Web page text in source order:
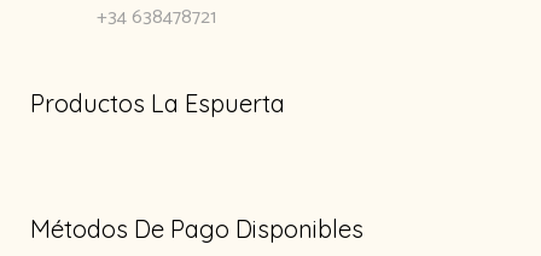
+34 638478721
Productos La Espuerta
Métodos De Pago Disponibles